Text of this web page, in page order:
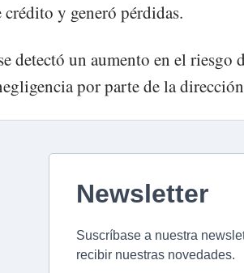
crédito y generó pérdidas.
detectó un aumento en el riesgo
por parte de la